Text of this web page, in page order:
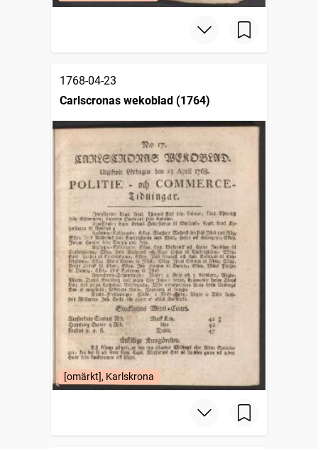
1768-04-23
Carlscronas wekoblad (1764)
[omärkt], Karlskrona